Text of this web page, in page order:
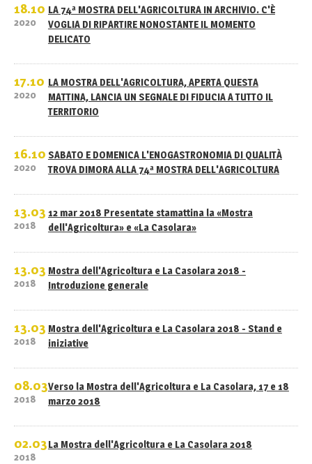
18.10
2020
LA 74ª MOSTRA DELL'AGRICOLTURA IN ARCHIVIO. C'È
VOGLIA DI RIPARTIRE NONOSTANTE IL MOMENTO
DELICATO
17.10
2020
LA MOSTRA DELL'AGRICOLTURA, APERTA QUESTA
MATTINA, LANCIA UN SEGNALE DI FIDUCIA A TUTTO IL
TERRITORIO
16.10
2020
SABATO E DOMENICA L'ENOGASTRONOMIA DI QUALITÀ
TROVA DIMORA ALLA 74ª MOSTRA DELL'AGRICOLTURA
13.03
2018
12 mar 2018 Presentate stamattina la «Mostra
dell'Agricoltura» e «La Casolara»
13.03
2018
Mostra dell'Agricoltura e La Casolara 2018 -
Introduzione generale
13.03
2018
Mostra dell'Agricoltura e La Casolara 2018 - Stand e
iniziative
08.03
2018
Verso la Mostra dell'Agricoltura e La Casolara, 17 e 18
marzo 2018
02.03
2018
La Mostra dell'Agricoltura e La Casolara 2018